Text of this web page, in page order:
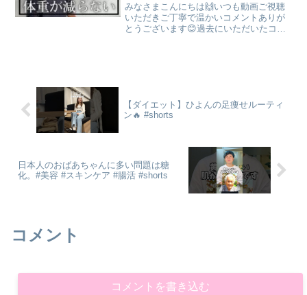
みなさまこんにちは🙌いつも動画ご視聴
いただきご丁寧で温かいコメントありが
とうございます😊過去にいただいたコメ
【ダイエット】ひよんの足痩せルーティ
ン🔥 #shorts
日本人のおばあちゃんに多い問題は糖
化。#美容 #スキンケア #腸活 #shorts
コメント
コメントを書き込む